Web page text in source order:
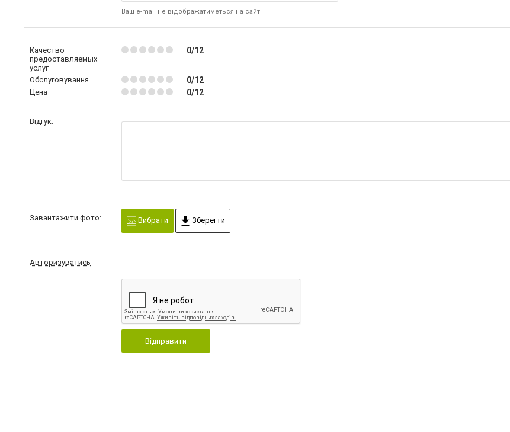
Ваш e-mail не відображатиметься на сайті
Качество
предоставляемых
услуг
0/12
Обслуговування 0/12
Цена 0/12
Відгук:
Завантажити фото: Вибрати Зберегти
Авторизуватись
Відправити